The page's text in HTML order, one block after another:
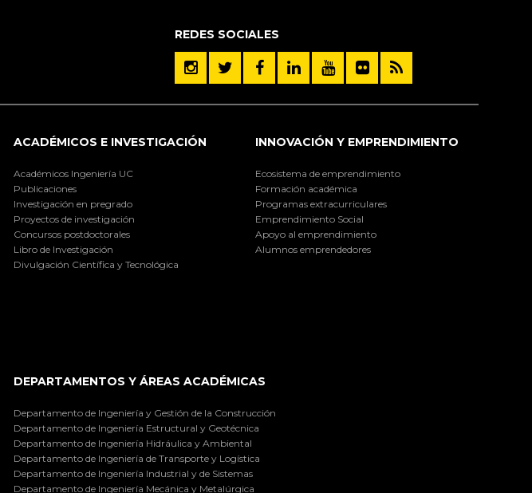
REDES SOCIALES
ACADÉMICOS E INVESTIGACIÓN
Académicos Ingeniería UC
Publicaciones
Investigación en pregrado
Proyectos de investigación
Concursos postdoctorales
Libro de Investigación
Divulgación Científica y Tecnológica
INNOVACIÓN Y EMPRENDIMIENTO
Ecosistema de emprendimiento
Formación académica
Programas extracurriculares
Emprendimiento Social
Apoyo al emprendimiento
Alumnos emprendedores
DEPARTAMENTOS Y ÁREAS ACADÉMICAS
Departamento de Ingeniería y Gestión de la Construcción
Departamento de Ingeniería Estructural y Geotécnica
Departamento de Ingeniería Hidráulica y Ambiental
Departamento de Ingeniería de Transporte y Logística
Departamento de Ingeniería Industrial y de Sistemas
Departamento de Ingeniería Mecánica y Metalúrgica